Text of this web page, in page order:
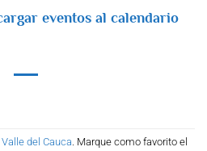
eventos al calendario
Valle del Cauca. Marque como favorito el